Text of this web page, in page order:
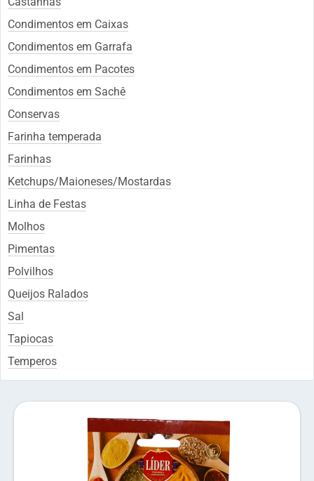
Condimentos em Caixas
Condimentos em Garrafa
Condimentos em Pacotes
Condimentos em Sachê
Conservas
Farinha temperada
Farinhas
Ketchups/Maioneses/Mostardas
Linha de Festas
Molhos
Pimentas
Polvilhos
Queijos Ralados
Sal
Tapiocas
Temperos